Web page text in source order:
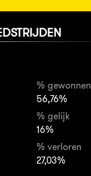
% gewonnen
56,76%
% gelijk
16%
% verloren
27,03%